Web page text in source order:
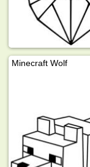
Minecraft Wolf